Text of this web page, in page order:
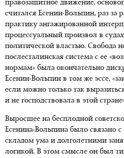
правозащитное движение,
считался Есенин-Вольпин, раз за
практику ангажированной
процессуальный произвол в
политической властью. Свобода
послесталинская система с ее
нормам» была окончательно
Есенин-Вольпин в том же эссе,
если можно только так
и не господствовала в этой
Выросшее на бесплодной
Есенина-Вольпина было связано
складом ума и долголетними
логикой. В этом смысле он был